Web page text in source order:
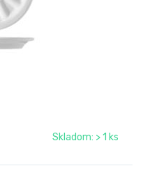
Skladom: > 1 ks